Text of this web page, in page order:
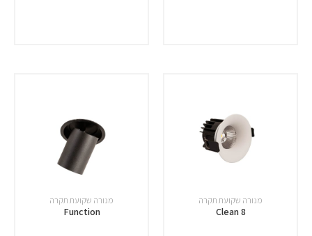
מנורה שקועת תקרה
Clean 8
מנורה שקועת תקרה
Function